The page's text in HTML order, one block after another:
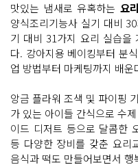
맛있는 냄새로 유혹하는 요
양식조리기능사 실기 대비
기 대비 31가지 요리 실습을
다. 강아지용 베이킹부터 분
업 방법부터 마케팅까지 배운
앙금 플라워 조색 및 파이핑
가 있는 아이들 간식으로 수
이드 디저트 등으로 달콤한
등 다양한 장비를 갖춘 요리
음식과 떡도 만들어보면서